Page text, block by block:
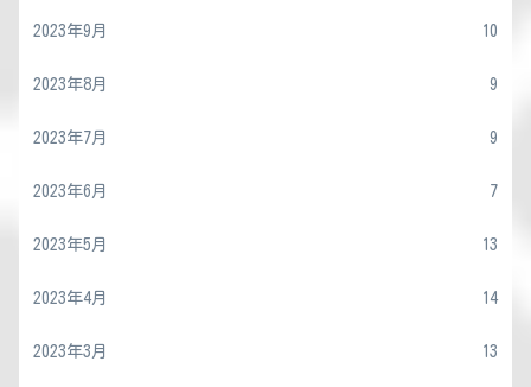
2023年9月 10
2023年8月 9
2023年7月 9
2023年6月 7
2023年5月 13
2023年4月 14
2023年3月 13